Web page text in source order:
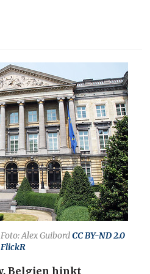
Alex GuibordCC BY-ND 2.0
FlickR
Belgien hinkt